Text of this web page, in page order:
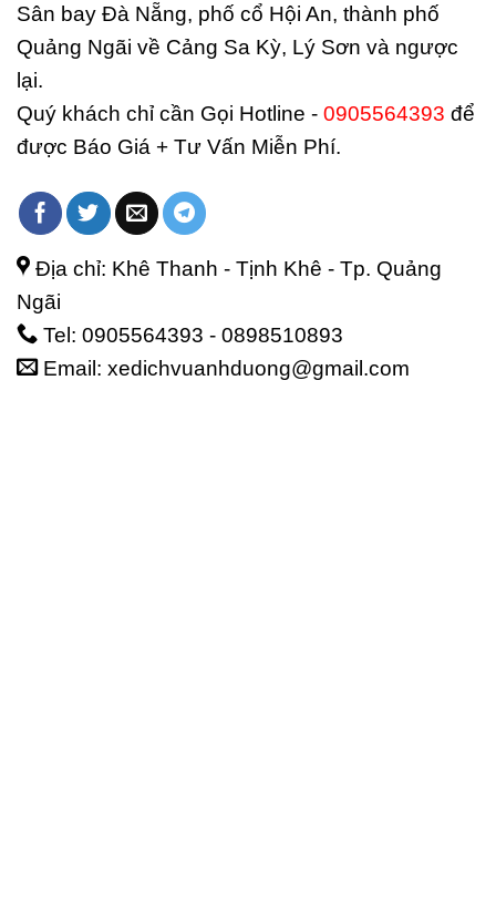
Sân bay Đà Nẵng, phố cổ Hội An, thành phố
Quảng Ngãi về Cảng Sa Kỳ, Lý Sơn và ngược
lại.
Quý khách chỉ cần Gọi Hotline - 0905564393 để
được Báo Giá + Tư Vấn Miễn Phí.
Địa chỉ: Khê Thanh - Tịnh Khê - Tp. Quảng
Ngãi
Tel: 0905564393 - 0898510893
Email: xedichvuanhduong@gmail.com